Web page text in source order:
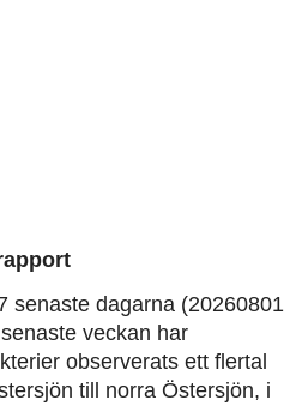
senaste dagarna (20260801
veckan har
observerats ett flertal
till norra Östersjön, i